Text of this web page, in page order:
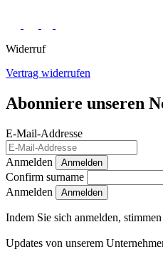
Widerruf
Vertrag widerrufen
Abonniere unseren
E-Mail-Addresse
Anmelden Anmelden
Confirm surname
Anmelden
Indem Sie sich anmelden,
Updates von unserem